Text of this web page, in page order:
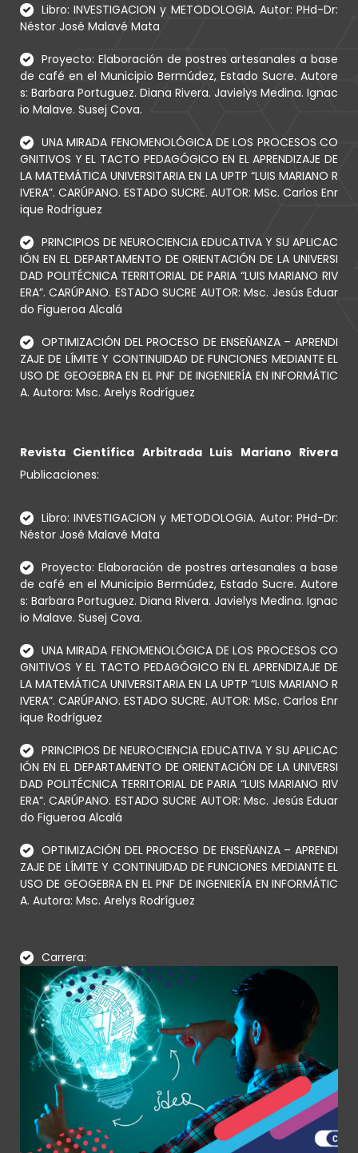
Libro: INVESTIGACION y METODOLOGIA. Autor: PHd-Dr:
Néstor José Malavé Mata
Proyecto: Elaboración de postres artesanales a base
de café en el Municipio Bermúdez, Estado Sucre. Autore
s: Barbara Portuguez. Diana Rivera. Javielys Medina. Ignac
io Malave. Susej Cova.
UNA MIRADA FENOMENOLÓGICA DE LOS PROCESOS CO
GNITIVOS Y EL TACTO PEDAGÓGICO EN EL APRENDIZAJE DE
LA MATEMÁTICA UNIVERSITARIA EN LA UPTP “LUIS MARIANO R
IVERA”. CARÚPANO. ESTADO SUCRE. AUTOR: MSc. Carlos Enr
ique Rodríguez
PRINCIPIOS DE NEUROCIENCIA EDUCATIVA Y SU APLICAC
IÓN EN EL DEPARTAMENTO DE ORIENTACIÓN DE LA UNIVERSI
DAD POLITÉCNICA TERRITORIAL DE PARIA “LUIS MARIANO RIV
ERA”. CARÚPANO. ESTADO SUCRE AUTOR: Msc. Jesús Eduar
do Figueroa Alcalá
OPTIMIZACIÓN DEL PROCESO DE ENSEÑANZA – APRENDI
ZAJE DE LÍMITE Y CONTINUIDAD DE FUNCIONES MEDIANTE EL
USO DE GEOGEBRA EN EL PNF DE INGENIERÍA EN INFORMÁTIC
A. Autora: Msc. Arelys Rodríguez
Revista Científica Arbitrada Luis Mariano Rivera
Publicaciones:
Libro: INVESTIGACION y METODOLOGIA. Autor: PHd-Dr:
Néstor José Malavé Mata
Proyecto: Elaboración de postres artesanales a base
de café en el Municipio Bermúdez, Estado Sucre. Autore
s: Barbara Portuguez. Diana Rivera. Javielys Medina. Ignac
io Malave. Susej Cova.
UNA MIRADA FENOMENOLÓGICA DE LOS PROCESOS CO
GNITIVOS Y EL TACTO PEDAGÓGICO EN EL APRENDIZAJE DE
LA MATEMÁTICA UNIVERSITARIA EN LA UPTP “LUIS MARIANO R
IVERA”. CARÚPANO. ESTADO SUCRE. AUTOR: MSc. Carlos Enr
ique Rodríguez
PRINCIPIOS DE NEUROCIENCIA EDUCATIVA Y SU APLICAC
IÓN EN EL DEPARTAMENTO DE ORIENTACIÓN DE LA UNIVERSI
DAD POLITÉCNICA TERRITORIAL DE PARIA “LUIS MARIANO RIV
ERA”. CARÚPANO. ESTADO SUCRE AUTOR: Msc. Jesús Eduar
do Figueroa Alcalá
OPTIMIZACIÓN DEL PROCESO DE ENSEÑANZA – APRENDI
ZAJE DE LÍMITE Y CONTINUIDAD DE FUNCIONES MEDIANTE EL
USO DE GEOGEBRA EN EL PNF DE INGENIERÍA EN INFORMÁTIC
A. Autora: Msc. Arelys Rodríguez
Carrera: